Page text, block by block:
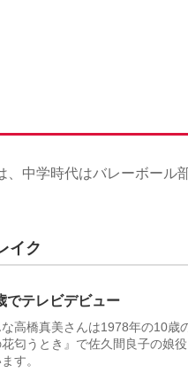
中学時代はバレーボール
イク
でテレビデビュー
な高橋真美さんは1978年の10歳
花匂うとき』で佐久間良子の娘
す。